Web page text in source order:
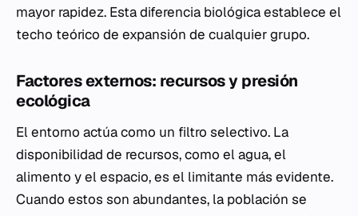
mayor rapidez. Esta diferencia biológica establece el
techo teórico de expansión de cualquier grupo.
Factores externos: recursos y presión
ecológica
El entorno actúa como un filtro selectivo. La
disponibilidad de recursos, como el agua, el
alimento y el espacio, es el limitante más evidente.
Cuando estos son abundantes, la población se